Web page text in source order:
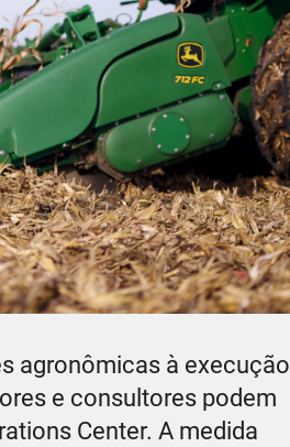
agronômicas à execução
e consultores podem
Center. A medida